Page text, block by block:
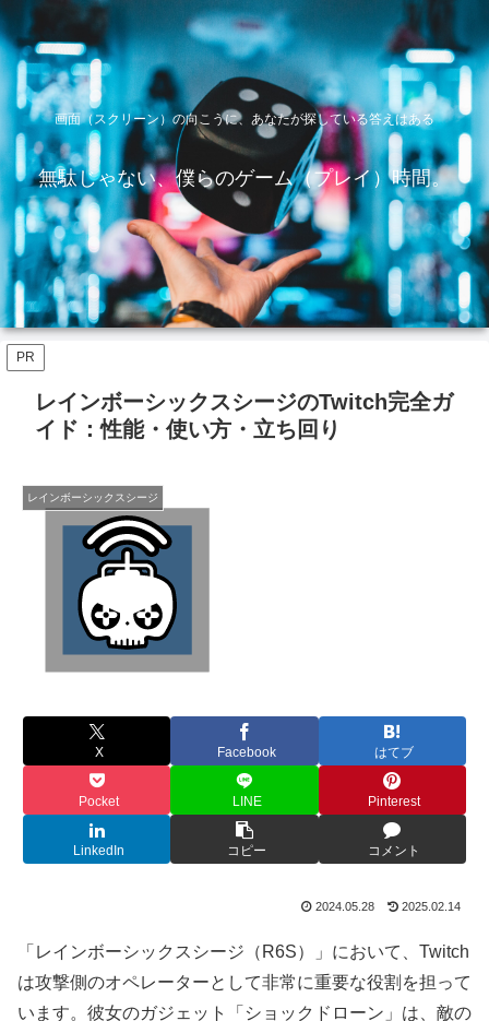
画面（スクリーン）の向こうに、あなたが探している答えはある
無駄じゃない、僕らのゲーム（プレイ）時間。
PR
レインボーシックスシージのTwitch完全ガ
イド：性能・使い方・立ち回り
レインボーシックスシージ
X Facebook はてブ
Pocket LINE Pinterest
LinkedIn コピー コメント
2024.05.28 2025.02.14
「レインボーシックスシージ（R6S）」において、Twitch
は攻撃側のオペレーターとして非常に重要な役割を担って
います。彼女のガジェット「ショックドローン」は、敵の